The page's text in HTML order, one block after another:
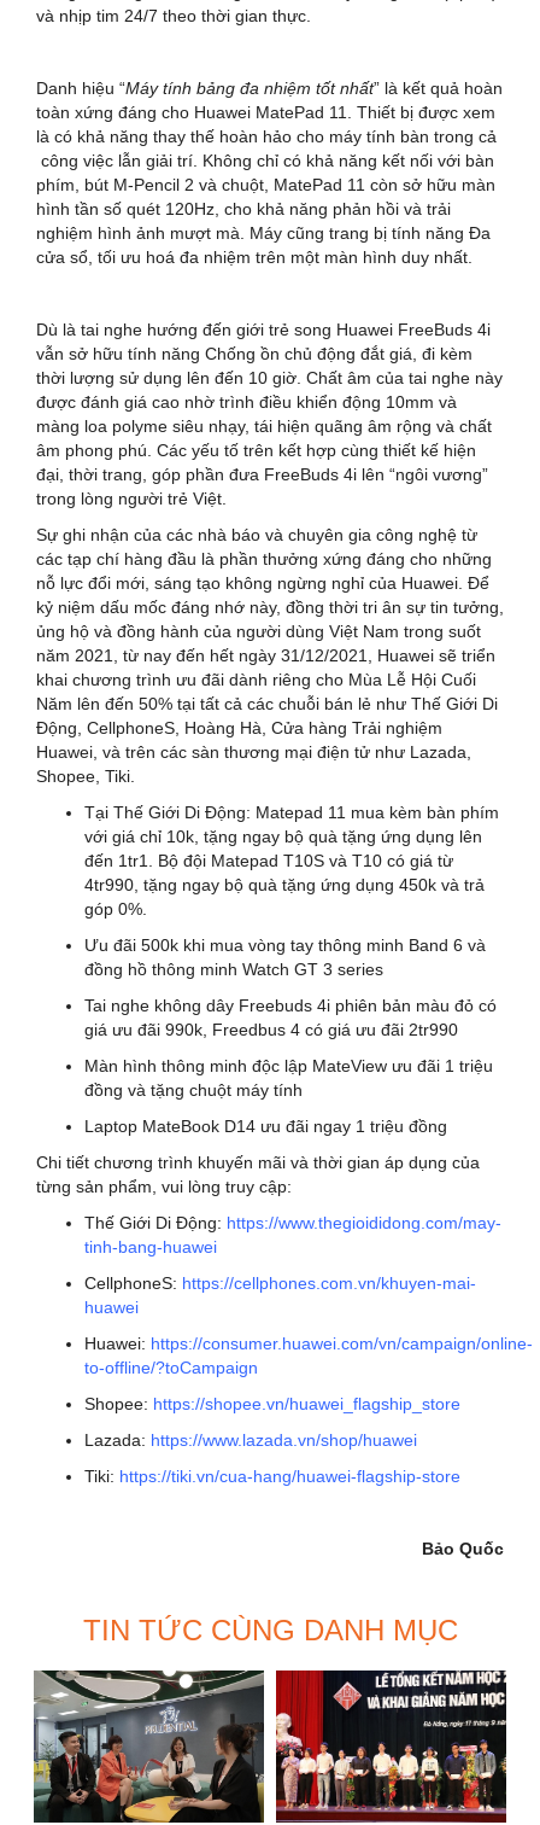
và nhịp tim 24/7 theo thời gian thực.
Danh hiệu “Máy tính bảng đa nhiệm tốt nhất” là kết quả hoàn
toàn xứng đáng cho Huawei MatePad 11. Thiết bị được xem
là có khả năng thay thế hoàn hảo cho máy tính bàn trong cả
công việc lẫn giải trí. Không chỉ có khả năng kết nối với bàn
phím, bút M-Pencil 2 và chuột, MatePad 11 còn sở hữu màn
hình tần số quét 120Hz, cho khả năng phản hồi và trải
nghiệm hình ảnh mượt mà. Máy cũng trang bị tính năng Đa
cửa sổ, tối ưu hoá đa nhiệm trên một màn hình duy nhất.
Dù là tai nghe hướng đến giới trẻ song Huawei FreeBuds 4i
vẫn sở hữu tính năng Chống ồn chủ động đắt giá, đi kèm
thời lượng sử dụng lên đến 10 giờ. Chất âm của tai nghe này
được đánh giá cao nhờ trình điều khiển động 10mm và
màng loa polyme siêu nhạy, tái hiện quãng âm rộng và chất
âm phong phú. Các yếu tố trên kết hợp cùng thiết kế hiện
đại, thời trang, góp phần đưa FreeBuds 4i lên “ngôi vương”
trong lòng người trẻ Việt.
Sự ghi nhận của các nhà báo và chuyên gia công nghệ từ
các tạp chí hàng đầu là phần thưởng xứng đáng cho những
nỗ lực đổi mới, sáng tạo không ngừng nghỉ của Huawei. Để
kỷ niệm dấu mốc đáng nhớ này, đồng thời tri ân sự tin tưởng,
ủng hộ và đồng hành của người dùng Việt Nam trong suốt
năm 2021, từ nay đến hết ngày 31/12/2021, Huawei sẽ triển
khai chương trình ưu đãi dành riêng cho Mùa Lễ Hội Cuối
Năm lên đến 50% tại tất cả các chuỗi bán lẻ như Thế Giới Di
Động, CellphoneS, Hoàng Hà, Cửa hàng Trải nghiệm
Huawei, và trên các sàn thương mại điện tử như Lazada,
Shopee, Tiki.
Tại Thế Giới Di Động: Matepad 11 mua kèm bàn phím
với giá chỉ 10k, tặng ngay bộ quà tặng ứng dụng lên
đến 1tr1. Bộ đội Matepad T10S và T10 có giá từ
4tr990, tặng ngay bộ quà tặng ứng dụng 450k và trả
góp 0%.
Ưu đãi 500k khi mua vòng tay thông minh Band 6 và
đồng hồ thông minh Watch GT 3 series
Tai nghe không dây Freebuds 4i phiên bản màu đỏ có
giá ưu đãi 990k, Freedbus 4 có giá ưu đãi 2tr990
Màn hình thông minh độc lập MateView ưu đãi 1 triệu
đồng và tặng chuột máy tính
Laptop MateBook D14 ưu đãi ngay 1 triệu đồng
Chi tiết chương trình khuyến mãi và thời gian áp dụng của
từng sản phẩm, vui lòng truy cập:
Thế Giới Di Động: https://www.thegioididong.com/may-
tinh-bang-huawei
CellphoneS: https://cellphones.com.vn/khuyen-mai-
huawei
Huawei: https://consumer.huawei.com/vn/campaign/online-
to-offline/?toCampaign
Shopee: https://shopee.vn/huawei_flagship_store
Lazada: https://www.lazada.vn/shop/huawei
Tiki: https://tiki.vn/cua-hang/huawei-flagship-store
Bảo Quốc
TIN TỨC CÙNG DANH MỤC